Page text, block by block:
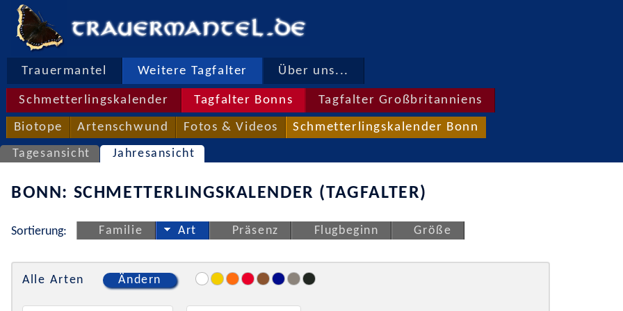
Trauermantel Weitere Tagfalter Über uns...
Schmetterlingskalender Tagfalter Bonns Tagfalter Großbritanniens
Biotope Artenschwund Fotos & Videos Schmetterlingskalender Bonn
Tagesansicht Jahresansicht
BONN: SCHMETTERLINGSKALENDER (TAGFALTER)
Sortierung: Familie Art Präsenz Flugbeginn Größe
Alle Arten Ändern